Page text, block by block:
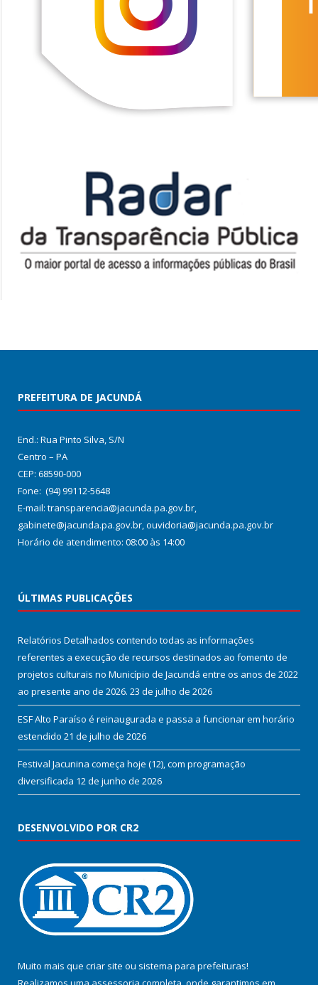
PREFEITURA DE JACUNDÁ
End.: Rua Pinto Silva, S/N
Centro – PA
CEP: 68590-000
Fone: (94) 99112-5648
E-mail: transparencia@jacunda.pa.gov.br,
gabinete@jacunda.pa.gov.br, ouvidoria@jacunda.pa.gov.br
Horário de atendimento: 08:00 às 14:00
ÚLTIMAS PUBLICAÇÕES
Relatórios Detalhados contendo todas as informações
referentes a execução de recursos destinados ao fomento de
projetos culturais no Município de Jacundá entre os anos de 2022
ao presente ano de 2026. 23 de julho de 2026
ESF Alto Paraíso é reinaugurada e passa a funcionar em horário
estendido 21 de julho de 2026
Festival Jacunina começa hoje (12), com programação
diversificada 12 de junho de 2026
DESENVOLVIDO POR CR2
Muito mais que criar site ou sistema para prefeituras!